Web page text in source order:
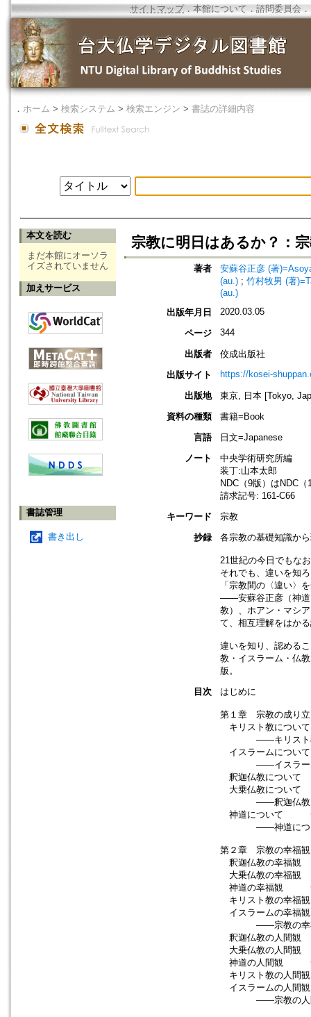
サイトマップ．本館について ． 諮問委員会 ．
． ホーム > 検索システム > 検索エンジン > 書誌の詳細内容
本文を読む
まだ本館にオーソラ
イズされていません
加えサービス
書誌管理
書き出し
宗教に明日はあるか？：
著者
安蘇谷正彦 (著
(au.) ; 竹村牧男 (著
(au.)
出版年月日
2020.03.05
ページ 344
出版者
佼成出版社
出版サイト
https://kosei-
出版地
東京, 日本 [Tokyo,
資料の種類
書籍=Book
言語
日文=Japanese
ノート
中央学術研究所編
装丁:山本太郎
NDC（9版）はNDC
請求記号: 161-C66
キーワード
宗教
抄録
各宗教の基礎知識か
21世紀の今日でもな
それでも、違いを知
「宗教間の〈違い〉
――安蘇谷正彦（神道
教）、ホアン・マシ
て、相互理解をはか
違いを知り、認める
教・イスラーム・仏
版。
目次
はじめに
第１章 宗教の成り
キリスト教につ
――キリスト教
イスラームにつ
――イスラーム
釈迦仏教につい
大乗仏教につい
――釈迦仏教と大
神道について
――神道につい
第２章 宗教の幸福観
釈迦仏教の幸福
大乗仏教の幸福
神道の幸福観
キリスト教の幸
イスラームの幸
――宗教の幸福
釈迦仏教の人間
大乗仏教の人間
神道の人間観
キリスト教の人
イスラームの人
――宗教の人間